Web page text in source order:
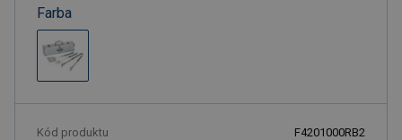
Farba
Kód produktu F4201000RB2